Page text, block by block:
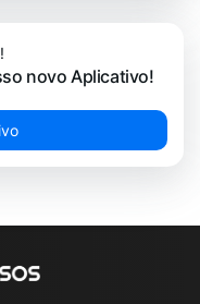
novo Aplicativo!